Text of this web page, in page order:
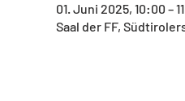
01. Juni 2025, 10:00 –
Saal der FF,